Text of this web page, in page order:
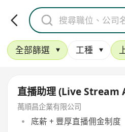
全部篩選 工種
直播助理 (Live
萬順昌企業有限公司
底薪 + 豐厚直播佣金制度